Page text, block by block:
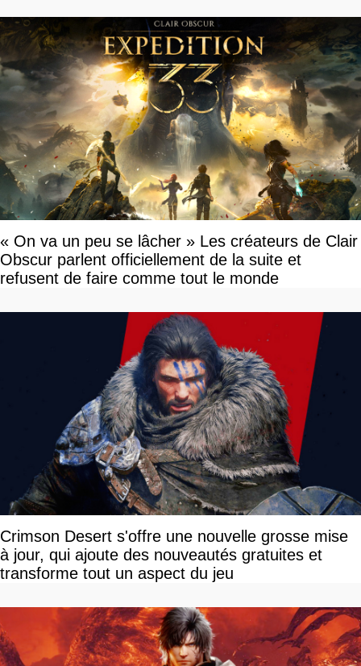
« On va un peu se lâcher » Les créateurs de Clair
Obscur parlent officiellement de la suite et
refusent de faire comme tout le monde
Crimson Desert s'offre une nouvelle grosse mise
à jour, qui ajoute des nouveautés gratuites et
transforme tout un aspect du jeu